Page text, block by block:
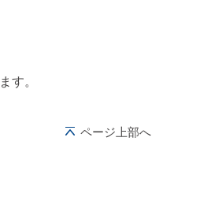
す。
ページ上部へ